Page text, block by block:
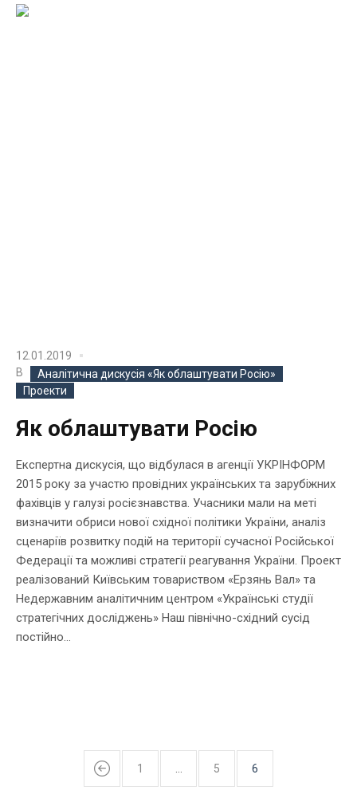
12.01.2019
В
Аналітична дискусія «Як облаштувати Росію»
Проекти
Як облаштувати Росію
Експертна дискусія, що відбулася в агенції УКРІНФОРМ
2015 року за участю провідних українських та зарубіжних
фахівців у галузі росієзнавства. Учасники мали на меті
визначити обриси нової східної політики України, аналіз
сценаріїв розвитку подій на території сучасної Російської
Федерації та можливі стратегії реагування України. Проект
реалізований Київським товариством «Ерзянь Вал» та
Недержавним аналітичним центром «Українські студії
стратегічних досліджень» Наш північно-східний сусід
постійно...
1 5 6